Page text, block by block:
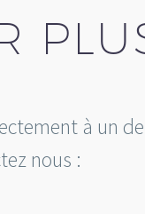
à un
nous :